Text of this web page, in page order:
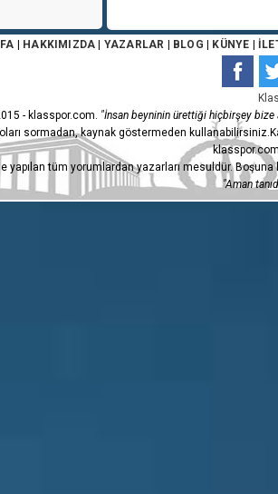
HAKKIMIZDA YAZARLAR BLOG KÜNYE
- klasspor.com. "İnsan beyninin ürettiği hiçbirşey bize
sormadan, kaynak göstermeden
yapılan tüm yorumlardan yazarları mesuldür.
"Aman